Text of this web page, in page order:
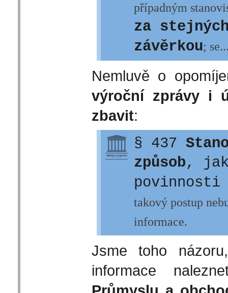
případným
za
závěrkou;
Nemluvě o
výroční zprávy i
zbavit:
§ 437
způsob,
takový postup
informace.
Jsme toho
informace